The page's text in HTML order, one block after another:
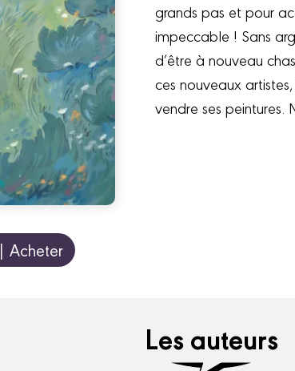
| Acheter
grands pas et pour
impeccable ! Sans
d’être à nouveau
ces nouveaux
vendre ses
Les auteurs